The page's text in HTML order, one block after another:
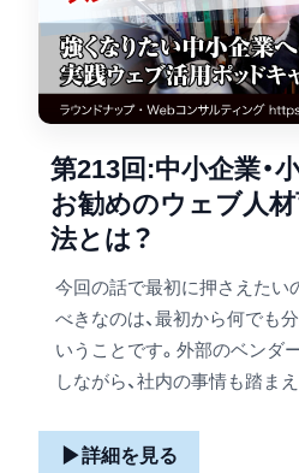
第213回:中小企業・
お勧めのウェブ人
法とは？
今回の話で最初に押さえたい
べきなのは、最初から何でも
いうことです。外部のベンダ
しながら、社内の事情も踏ま
▶詳細を見る